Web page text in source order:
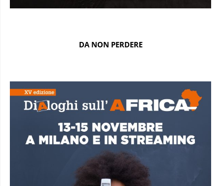
DA NON PERDERE